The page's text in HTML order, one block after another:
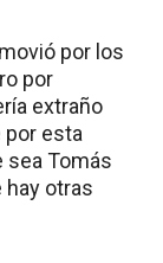
por los
por
extraño
por esta
sea Tomás
hay otras